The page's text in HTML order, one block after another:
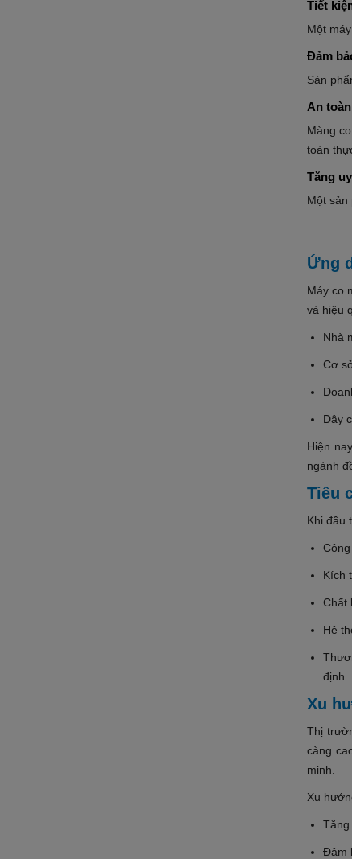
Tiết
Một
Đảm
Sản
An
Màng
toàn
Tăng
Một sản
Ứng
Máy co
và hiệu
Nhà
Cơ
Dây
Hiện
ngành
Tiêu
Khi đầu
Kích
Chất
Hệ
định.
Xu
Thị
càng
minh.
Xu
Tăng
Đảm